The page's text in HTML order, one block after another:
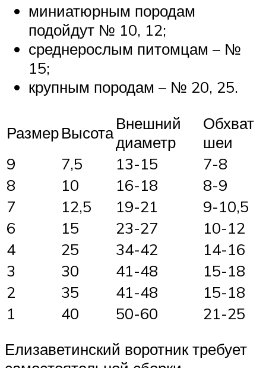
миниатюрным породам
подойдут № 10, 12;
среднерослым питомцам – №
15;
крупным породам – № 20, 25.
РазмерВысотаВнешний
диаметр
Обхват
шеи
9
7,5 13-15
7-8
8
10 16-18
8-9
7
12,5 19-21
9-10,5
6
15 23-27
10-12
4
25 34-42
14-16
3
30 41-48
15-18
2
35 41-48
15-18
1
40 50-60
21-25
Елизаветинский воротник требует